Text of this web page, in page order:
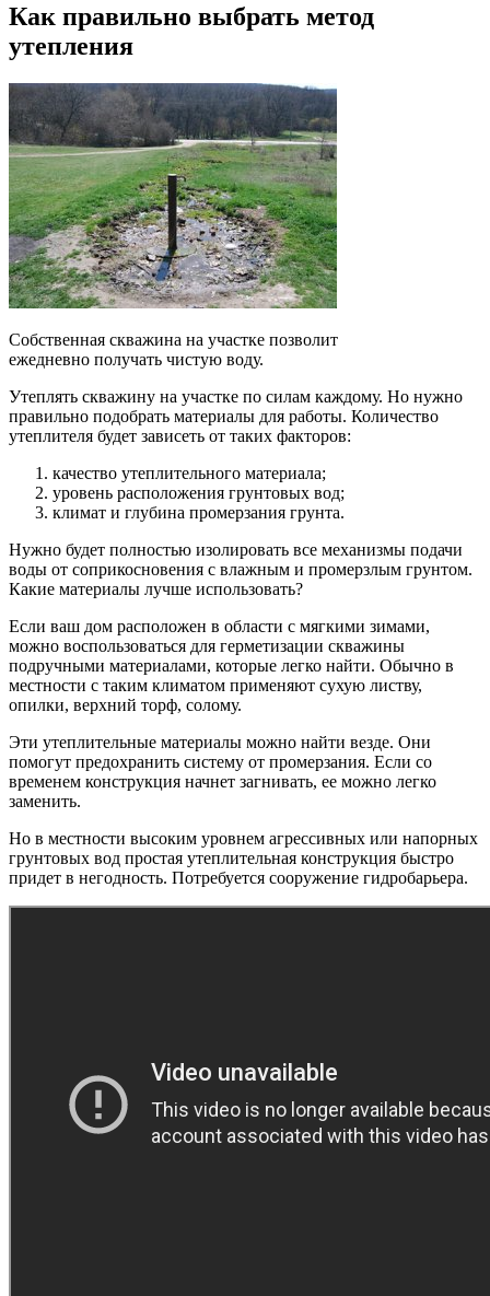
Как правильно выбрать метод
утепления
Собственная скважина на участке позволит
ежедневно получать чистую воду.
Утеплять скважину на участке по силам каждому. Но нужно
правильно подобрать материалы для работы. Количество
утеплителя будет зависеть от таких факторов:
качество утеплительного материала;
уровень расположения грунтовых вод;
климат и глубина промерзания грунта.
Нужно будет полностью изолировать все механизмы подачи
воды от соприкосновения с влажным и промерзлым грунтом.
Какие материалы лучше использовать?
Если ваш дом расположен в области с мягкими зимами,
можно воспользоваться для герметизации скважины
подручными материалами, которые легко найти. Обычно в
местности с таким климатом применяют сухую листву,
опилки, верхний торф, солому.
Эти утеплительные материалы можно найти везде. Они
помогут предохранить систему от промерзания. Если со
временем конструкция начнет загнивать, ее можно легко
заменить.
Но в местности высоким уровнем агрессивных или напорных
грунтовых вод простая утеплительная конструкция быстро
придет в негодность. Потребуется сооружение гидробарьера.